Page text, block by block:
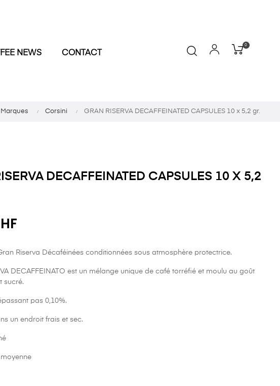
NEWS CONTACT
0
Marques Corsini GRAN RISERVA DECAFFEINATED CAPSULES 10 x 5,2 gr.
DECAFFEINATED CAPSULES 10 X 5,2
Riserva Décaféinées conditionnées sous atmosphère protectrice.
DECAFFEINATO est un mélange unique de café torréfié et moulu au goût
sucré.
pas 0,10%.
un endroit frais et sec.
moyenne